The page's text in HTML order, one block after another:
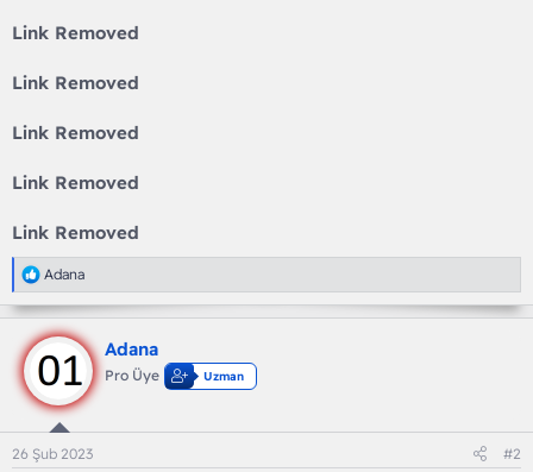
Link Removed
Link Removed
Link Removed
Link Removed
Link Removed
T
e
p
k
l
e
r
Adana
Adana
Pro Üye Uzman
26 Şub 2023 #2